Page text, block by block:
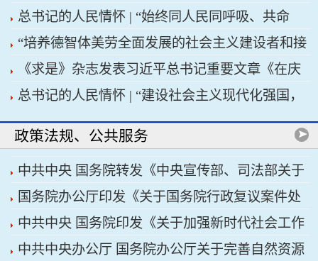
建设健康中国》
总书记的人民情怀 | “始终同人民同呼吸、共命
运、心连心”
“培养德智体美劳全面发展的社会主义建设者和接
班人”——习近平总书记的重要论述指引基础教育
改革发展开创新局面
《求是》杂志发表习近平总书记重要文章《在庆
祝中国共产党成立105周年大会上的讲话》
总书记的人民情怀 | “建设社会主义现代化强国，
关键在科技自立自强”
政策法规、公共服务
中共中央 国务院转发《中央宣传部、司法部关于
开展法治宣传教育的第九个五年规划（2026——
2030年）》
国务院办公厅印发《关于国务院行政复议案件处
理程序的若干规定》
中共中央 国务院印发《关于加强新时代社会工作
的意见》
中共中央办公厅 国务院办公厅关于完善自然资源